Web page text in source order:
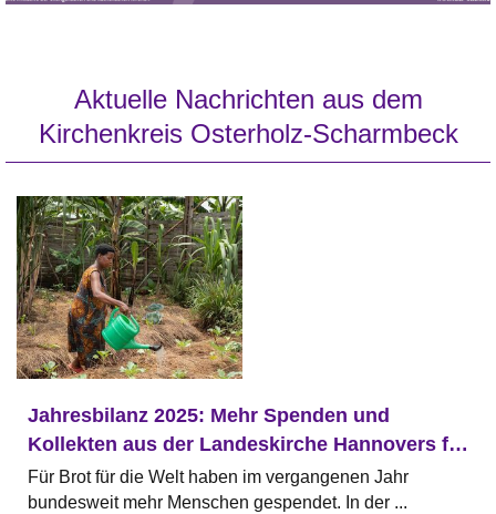
Aktuelle Nachrichten aus dem
Kirchenkreis Osterholz-Scharmbeck
Jahresbilanz 2025: Mehr Spenden und
Kollekten aus der Landeskirche Hannovers für
Brot für die Welt
Für Brot für die Welt haben im vergangenen Jahr
bundesweit mehr Menschen gespendet. In der ...